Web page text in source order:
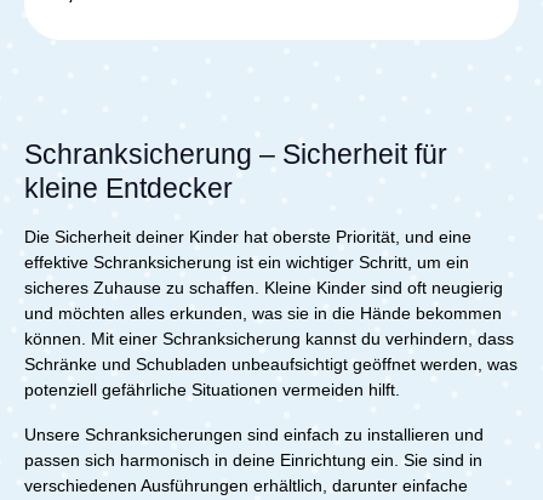
Kindersicherung Dein Zuhause effektiv und sorgt dafür,
Schranksicherung – Sicherheit für
kleine Entdecker
Die Sicherheit deiner Kinder hat oberste Priorität, und eine
effektive Schranksicherung ist ein wichtiger Schritt, um ein
sicheres Zuhause zu schaffen. Kleine Kinder sind oft neugierig
und möchten alles erkunden, was sie in die Hände bekommen
können. Mit einer Schranksicherung kannst du verhindern, dass
Schränke und Schubladen unbeaufsichtigt geöffnet werden, was
potenziell gefährliche Situationen vermeiden hilft.
Unsere Schranksicherungen sind einfach zu installieren und
passen sich harmonisch in deine Einrichtung ein. Sie sind in
verschiedenen Ausführungen erhältlich, darunter einfache